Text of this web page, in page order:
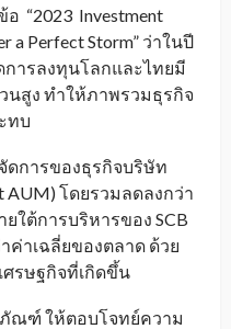
อ “2023 Investment
a Perfect Storm” ว่าในปี
ารลงทุนโลกและไทยมี
สูง ทำให้ภาพรวมธุรกิจ
ทบ
ดการของธุรกิจบริษัท
AUM) โดยรวมลดลงกว่า
ใต้การบริหารของ SCB
ค่าเฉลี่ยของตลาด ด้วย
รษฐกิจที่เกิดขึ้น
ณฑ์ ให้ตอบโจทย์ความ